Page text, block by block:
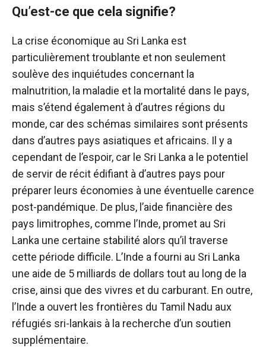
Qu’est-ce que cela signifie?
La crise économique au Sri Lanka est
particulièrement troublante et non seulement
soulève des inquiétudes concernant la
malnutrition, la maladie et la mortalité dans le pays,
mais s’étend également à d’autres régions du
monde, car des schémas similaires sont présents
dans d’autres pays asiatiques et africains. Il y a
cependant de l’espoir, car le Sri Lanka a le potentiel
de servir de récit édifiant à d’autres pays pour
préparer leurs économies à une éventuelle carence
post-pandémique. De plus, l’aide financière des
pays limitrophes, comme l’Inde, promet au Sri
Lanka une certaine stabilité alors qu’il traverse
cette période difficile. L’Inde a fourni au Sri Lanka
une aide de 5 milliards de dollars tout au long de la
crise, ainsi que des vivres et du carburant. En outre,
l’Inde a ouvert les frontières du Tamil Nadu aux
réfugiés sri-lankais à la recherche d’un soutien
supplémentaire.